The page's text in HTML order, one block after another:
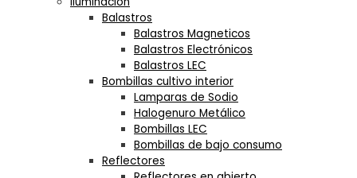
Balastros
Balastros Magneticos
Balastros Electrónicos
Balastros LEC
Bombillas cultivo interior
Lamparas de Sodio
Halogenuro Metálico
Bombillas LEC
Bombillas de bajo consumo
Reflectores